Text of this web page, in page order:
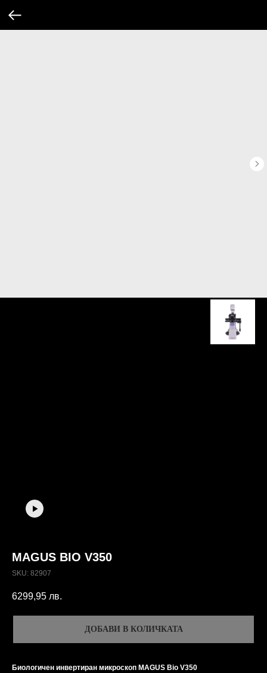
MAGUS BIO V350
SKU: 82907
6299,95 лв.
ДОБАВИ В КОЛИЧКАТА
Биологичен инвертиран микроскоп MAGUS Bio V350